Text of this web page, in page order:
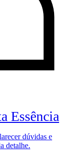
Essência
dúvidas e
detalhe.